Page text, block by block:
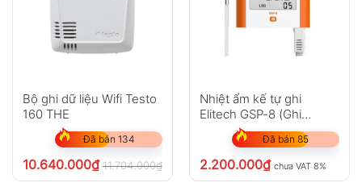
Bộ ghi dữ liệu Wifi Testo
160 THE
Đã bán 134
10.640.000₫ 11.704.000₫ chưa VAT 8%
Nhiệt ẩm kế tự ghi
Elitech GSP-8 (Ghi
100.000 điểm)
Đã bán 85
2.200.000₫ chưa VAT 8%